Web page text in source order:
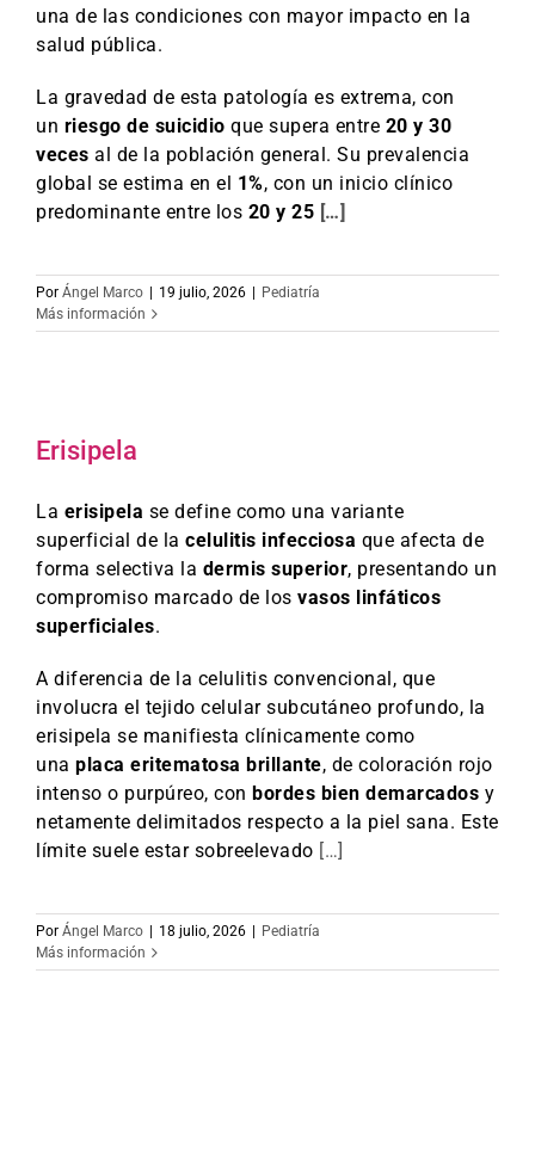
una de las condiciones con mayor impacto en la
salud pública.
La gravedad de esta patología es extrema, con
un riesgo de suicidio que supera entre 20 y 30
veces al de la población general. Su prevalencia
global se estima en el 1%, con un inicio clínico
predominante entre los 20 y 25 […]
Por Ángel Marco | 19 julio, 2026 | Pediatría
Más información
Erisipela
La erisipela se define como una variante
superficial de la celulitis infecciosa que afecta de
forma selectiva la dermis superior, presentando un
compromiso marcado de los vasos linfáticos
superficiales.
A diferencia de la celulitis convencional, que
involucra el tejido celular subcutáneo profundo, la
erisipela se manifiesta clínicamente como
una placa eritematosa brillante, de coloración rojo
intenso o purpúreo, con bordes bien demarcados y
netamente delimitados respecto a la piel sana. Este
límite suele estar sobreelevado […]
Por Ángel Marco | 18 julio, 2026 | Pediatría
Más información